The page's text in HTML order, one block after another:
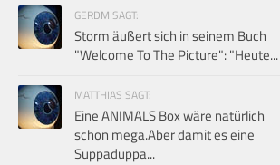
GERDM SAGT:
Storm äußert sich in seinem Buch
"Welcome To The Picture": "Heute...
MATTHIAS SAGT:
Eine ANIMALS Box wäre natürlich
schon mega.Aber damit es eine
Suppaduppa...